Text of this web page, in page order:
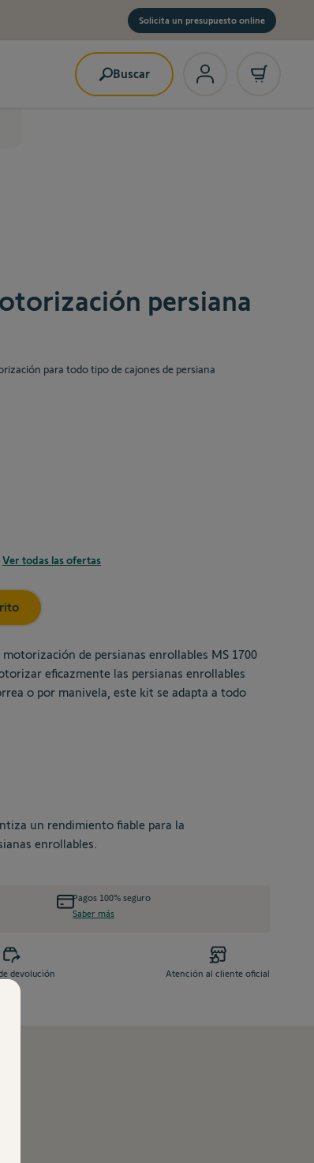
Solicita un presupuesto online
Buscar
persiana
para todo tipo de cajones de persiana
Ver todas las ofertas
de persianas enrollables MS 1700
eficazmente las persianas enrollables
o por manivela, este kit se adapta a todo
un rendimiento fiable para la
enrollables.
Pagos 100% seguro
Saber más
devolución Atención al cliente oficial